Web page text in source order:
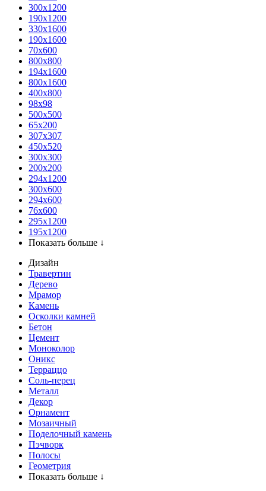
300x1200
190x1200
330x1600
190x1600
70x600
800x800
194x1600
800x1600
400х800
98x98
500x500
65x200
307x307
450x520
300x300
200x200
294x1200
300x600
294x600
76х600
295х1200
195х1200
Показать больше ↓
Дизайн
Травертин
Дерево
Мрамор
Камень
Осколки камней
Бетон
Цемент
Моноколор
Оникс
Терраццо
Соль-перец
Металл
Декор
Орнамент
Мозаичный
Поделочный камень
Пэчворк
Полосы
Геометрия
Показать больше ↓